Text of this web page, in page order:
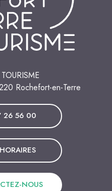
Rochefort-en-Terre
26 56 00
NOUS